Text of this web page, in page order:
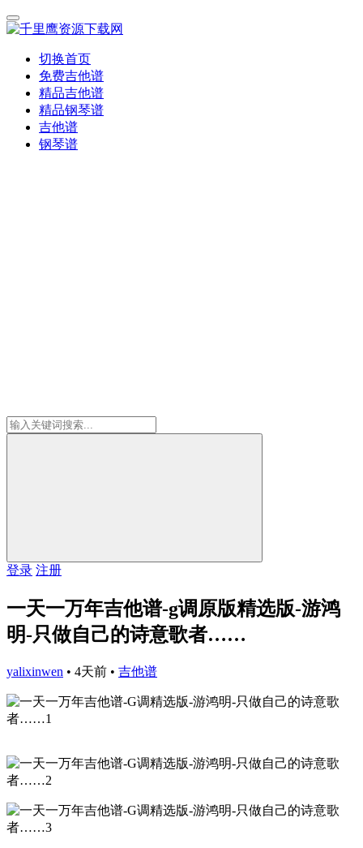
切换首页
免费吉他谱
精品吉他谱
精品钢琴谱
吉他谱
钢琴谱
登录 注册
一天一万年吉他谱-g调原版精选版-游鸿
明-只做自己的诗意歌者……
yalixinwen • 4天前 • 吉他谱